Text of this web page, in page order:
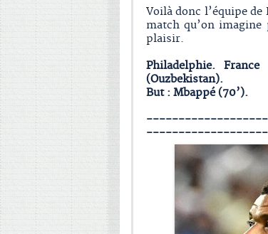
Voilà donc l’équipe
match qu’on
plaisir.
Philadelphie.
(Ouzbekistan).
But : Mbappé (70’).